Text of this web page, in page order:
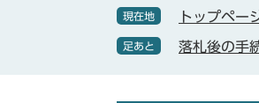
現在地 トップペー
足あと 落札後の手